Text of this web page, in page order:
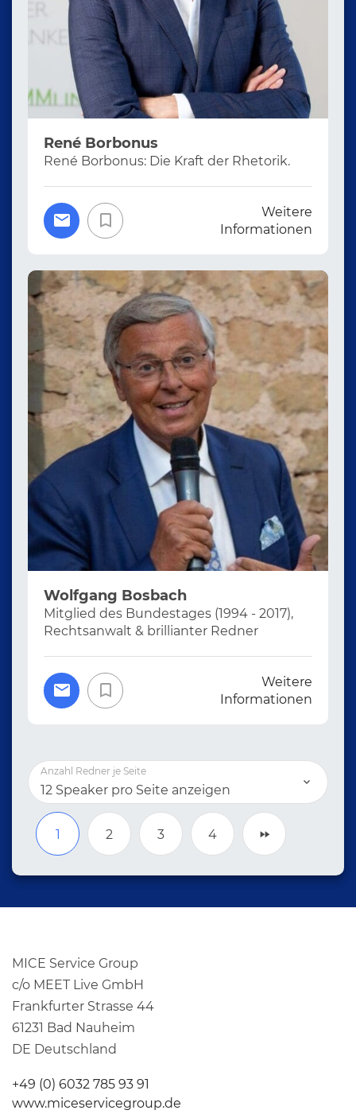
René Borbonus
René Borbonus: Die Kraft der Rhetorik.
Weitere
Informationen
Wolfgang Bosbach
Mitglied des Bundestages (1994 - 2017),
Rechtsanwalt & brillianter Redner
Weitere
Informationen
Anzahl Redner je Seite
12 Speaker pro Seite anzeigen
1 2 3 4
MICE Service Group
c/o MEET Live GmbH
Frankfurter Strasse 44
61231 Bad Nauheim
DE Deutschland
+49 (0) 6032 785 93 91
www.miceservicegroup.de